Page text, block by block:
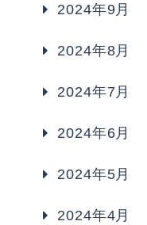
2024年9月
2024年8月
2024年7月
2024年6月
2024年5月
2024年4月